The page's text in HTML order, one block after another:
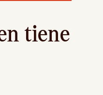
tiene